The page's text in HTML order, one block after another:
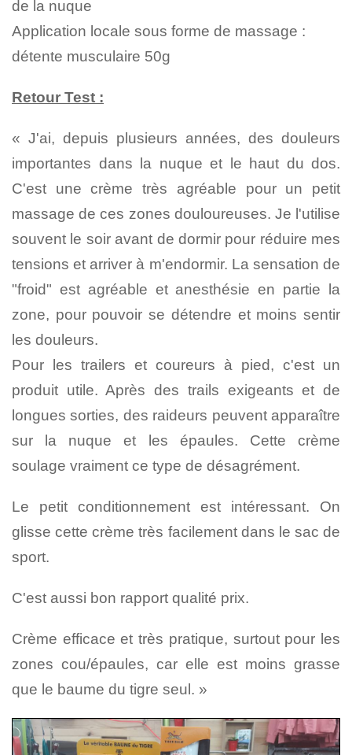
de la nuque
Application locale sous forme de massage :
détente musculaire 50g
Retour Test :
« J'ai, depuis plusieurs années, des douleurs
importantes dans la nuque et le haut du dos.
C'est une crème très agréable pour un petit
massage de ces zones douloureuses. Je l'utilise
souvent le soir avant de dormir pour réduire mes
tensions et arriver à m'endormir. La sensation de
"froid" est agréable et anesthésie en partie la
zone, pour pouvoir se détendre et moins sentir
les douleurs.
Pour les trailers et coureurs à pied, c'est un
produit utile. Après des trails exigeants et de
longues sorties, des raideurs peuvent apparaître
sur la nuque et les épaules. Cette crème
soulage vraiment ce type de désagrément.
Le petit conditionnement est intéressant. On
glisse cette crème très facilement dans le sac de
sport.
C'est aussi bon rapport qualité prix.
Crème efficace et très pratique, surtout pour les
zones cou/épaules, car elle est moins grasse
que le baume du tigre seul. »